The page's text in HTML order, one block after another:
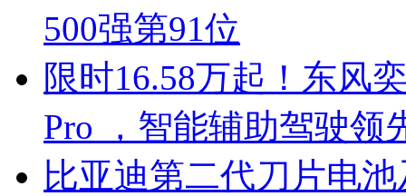
500强第91位
限时16.58万起！东风
Pro ，智能辅助驾驶领
比亚迪第二代刀片电